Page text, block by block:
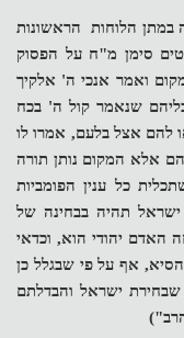
במתן הלוחות הראשונות
סימן מ"ח על הפסוק
ואמר אנכי ה' אלקיך
שנאמר קול ה' בכח
להם אצל בלעם, אמרו לו
אלא המקום נותן תורה
כל ענין הפומביות
תהיה בבחינה של
האדם יהודי הוא, וכדאי
אף על פי שבגלל כן
ישראל והבדלתם
הרב")